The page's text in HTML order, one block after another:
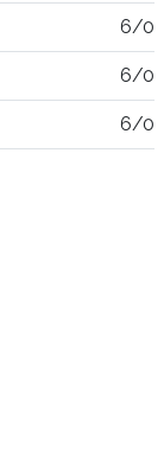
6/0
6/0
6/0